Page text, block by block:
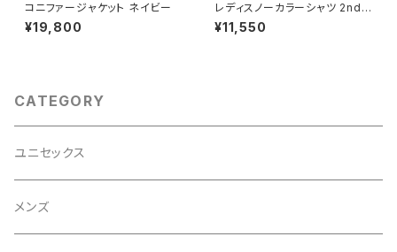
コニファージャケット ネイビー
¥19,800
レディスノーカラーシャツ 2nd
ノースリーブ 白×灰
¥11,550
CATEGORY
ユニセックス
メンズ